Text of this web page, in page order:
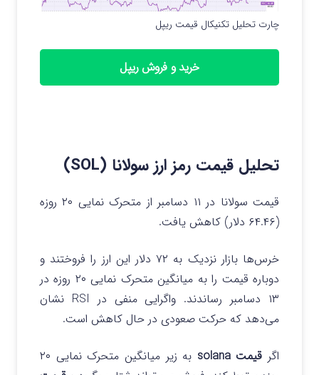
چارت تحلیل تکنیکال قیمت ریپل
خرید و فروش ریپل
تحلیل قیمت رمز ارز سولانا (SOL)
قیمت سولانا در ۱۱ دسامبر از متحرک نمایی ۲۰ روزه
(۶۴.۴۶ دلار) کاهش یافت.
خرس‌ها بازار نزدیک به ۷۲ دلار این ارز را فروختند و
دوباره قیمت را به میانگین متحرک نمایی ۲۰ روزه در
۱۳ دسامبر رساندند. واگرایی منفی در RSI نشان
می‌دهد که حرکت صعودی در حال کاهش است.
اگر قیمت solana
به زیر میانگین متحرک نمایی ۲۰